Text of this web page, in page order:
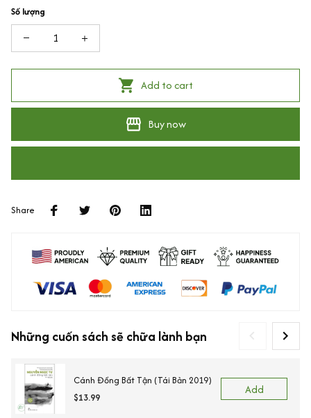
Số lượng
Add to cart
Buy now
Share
Những cuốn sách sẽ chữa lành bạn
Cánh Đồng Bất Tận (Tái Bản 2019)
$13.99
Add